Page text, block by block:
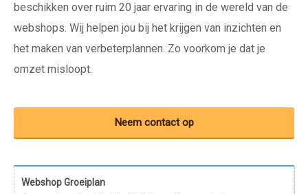
beschikken over ruim 20 jaar ervaring in de wereld van de
webshops. Wij helpen jou bij het krijgen van inzichten en
het maken van verbeterplannen. Zo voorkom je dat je
omzet misloopt.
Neem contact op
Webshop Groeiplan